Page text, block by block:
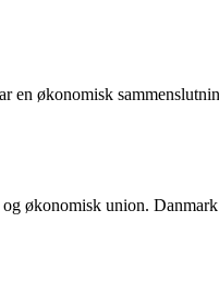
økonomisk
økonomisk union.